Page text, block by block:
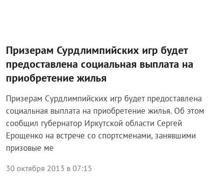
Призерам Сурдлимпийских игр будет
предоставлена социальная выплата на
приобретение жилья
Призерам Сурдлимпийских игр будет предоставлена
социальная выплата на приобретение жилья. Об этом
сообщил губернатор Иркутской области Сергей
Ерощенко на встрече со спортсменами, занявшими
призовые ме
30 октября 2013 в 07:15